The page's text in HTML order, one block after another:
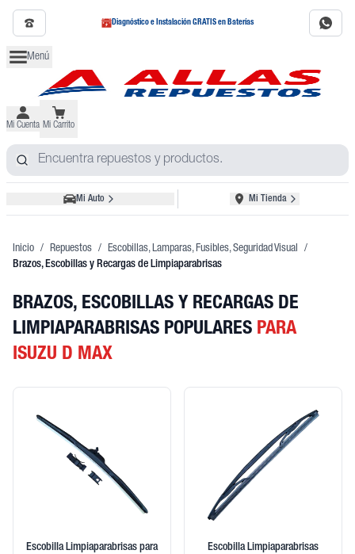
Diagnóstico e Instalación GRATIS en Baterías
Menú
Mi Cuenta Mi Carrito
Mi Auto Mi Tienda
Inicio / Repuestos / Escobillas, Lamparas, Fusibles, Seguridad Visual
/
Brazos, Escobillas y Recargas de Limpiaparabrisas
BRAZOS, ESCOBILLAS Y RECARGAS DE
LIMPIAPARABRISAS POPULARES PARA
ISUZU D MAX
Escobilla Limpiaparabrisas para
Escobilla Limpiaparabrisas